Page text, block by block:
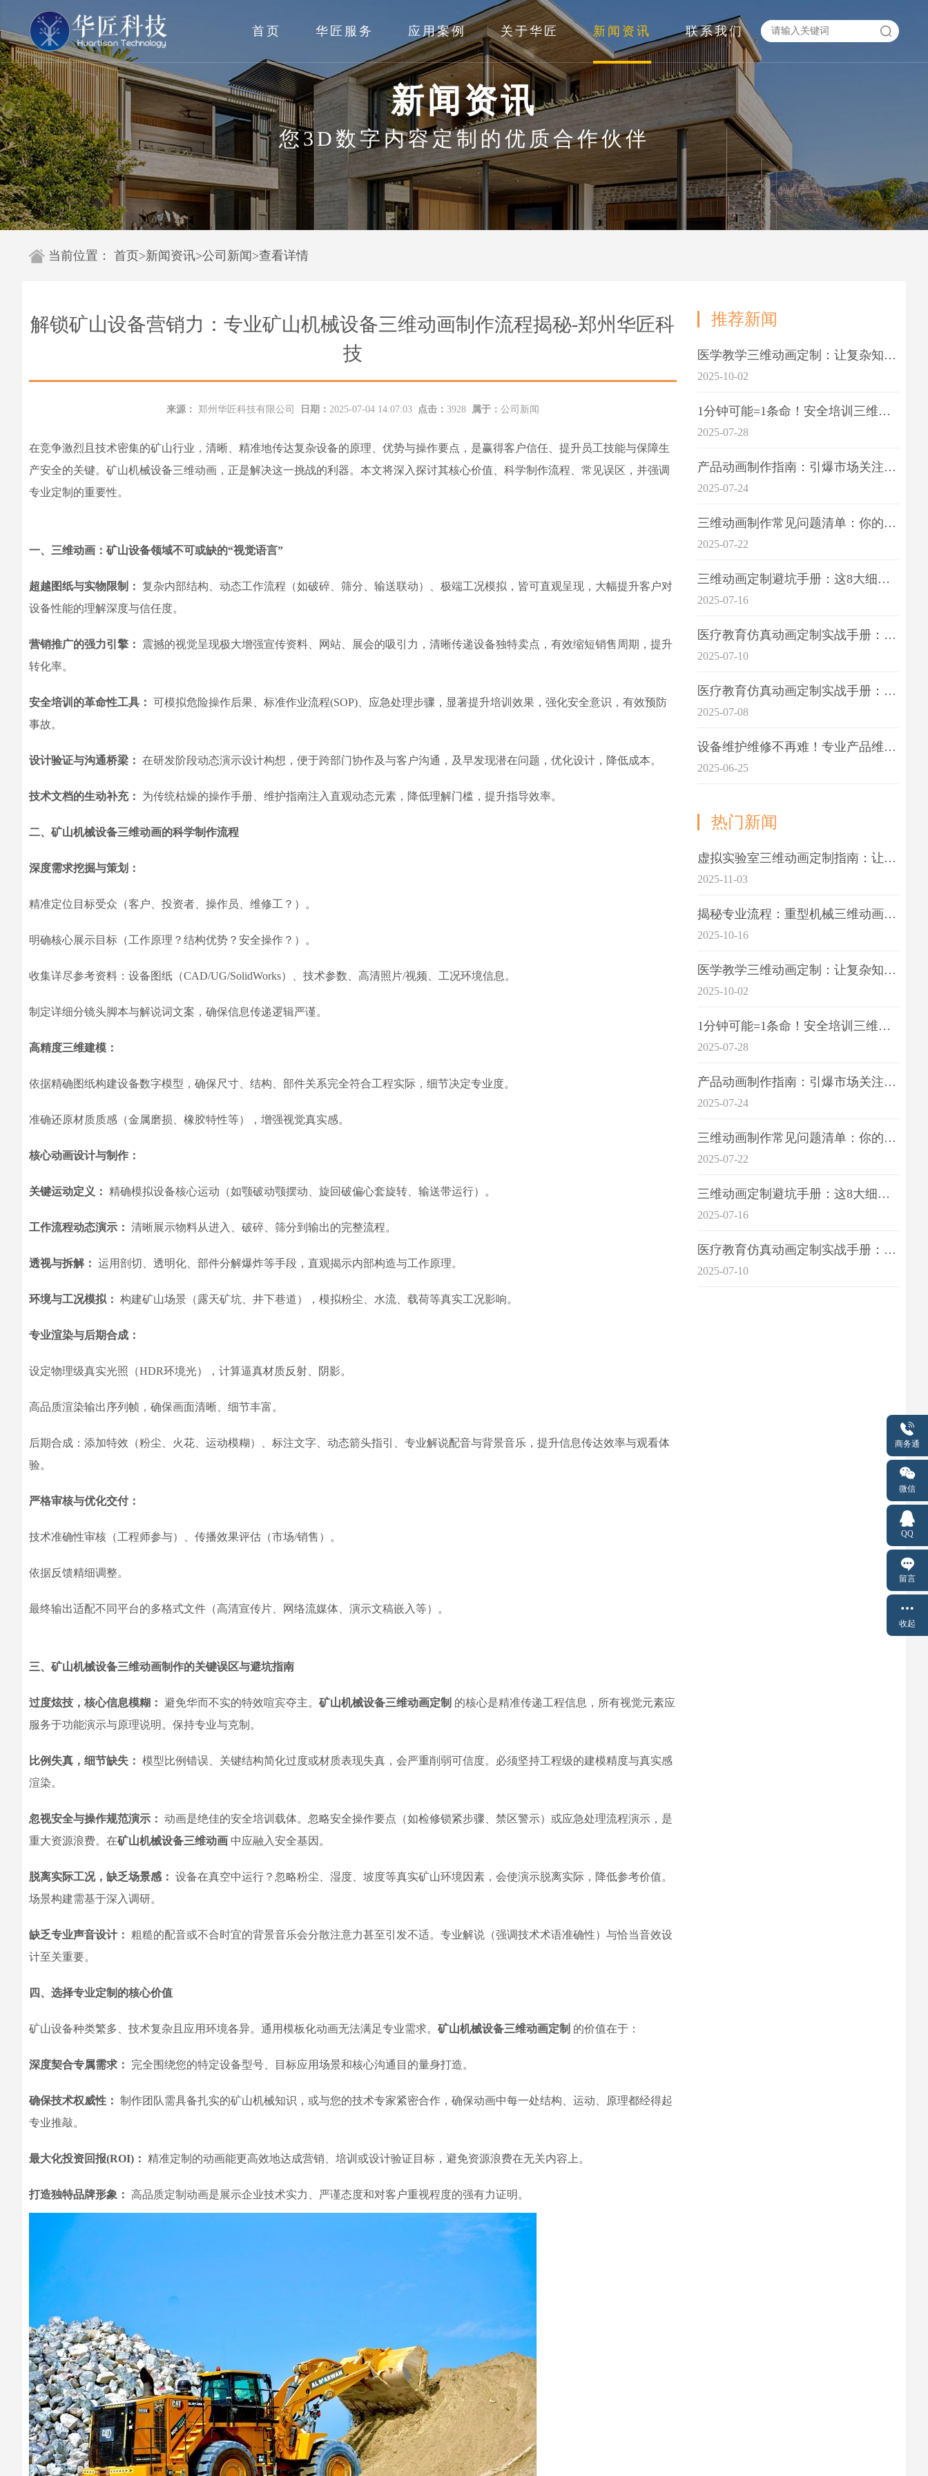
首页 华匠服务 应用案例 关于华匠 新闻资讯 联系我们
新闻资讯
您3D数字内容定制的优质合作伙伴
当前位置： 首页>新闻资讯>公司新闻 >查看详情
解锁矿山设备营销力：专业矿山机械设备三维动画制作流程揭秘-郑州华匠科
技
来源： 郑州华匠科技有限公司 日期： 2025-07-04 14:07:03 点击： 3928 属于： 公司新闻
在竞争激烈且技术密集的矿山行业，清晰、精准地传达复杂设备的原理、优势与操作要点，是赢得客户信任、提升员工技能与保障生
产安全的关键。矿山机械设备三维动画，正是解决这一挑战的利器。本文将深入探讨其核心价值、科学制作流程、常见误区，并强调
专业定制的重要性。
一、三维动画：矿山设备领域不可或缺的“视觉语言”
超越图纸与实物限制： 复杂内部结构、动态工作流程（如破碎、筛分、输送联动）、极端工况模拟，皆可直观呈现，大幅提升客户对
设备性能的理解深度与信任度。
营销推广的强力引擎：
震撼的视觉呈现极大增强宣传资料、网站、展会的吸引力，清晰传递设备独特卖点，有效缩短销售周期，提升
转化率。
安全培训的革命性工具： 可模拟危险操作后果、标准作业流程(SOP)、应急处理步骤，显著提升培训效果，强化安全意识，有效预防
事故。
设计验证与沟通桥梁： 在研发阶段动态演示设计构想，便于跨部门协作及与客户沟通，及早发现潜在问题，优化设计，降低成本。
技术文档的生动补充： 为传统枯燥的操作手册、维护指南注入直观动态元素，降低理解门槛，提升指导效率。
二、矿山机械设备三维动画的科学制作流程
深度需求挖掘与策划：
精准定位目标受众（客户、投资者、操作员、维修工？）。
明确核心展示目标（工作原理？结构优势？安全操作？）。
收集详尽参考资料：设备图纸（CAD/UG/SolidWorks）、技术参数、高清照片/视频、工况环境信息。
制定详细分镜头脚本与解说词文案，确保信息传递逻辑严谨。
高精度三维建模：
依据精确图纸构建设备数字模型，确保尺寸、结构、部件关系完全符合工程实际，细节决定专业度。
准确还原材质质感（金属磨损、橡胶特性等），增强视觉真实感。
核心动画设计与制作：
关键运动定义： 精确模拟设备核心运动（如颚破动颚摆动、旋回破偏心套旋转、输送带运行）。
工作流程动态演示： 清晰展示物料从进入、破碎、筛分到输出的完整流程。
透视与拆解： 运用剖切、透明化、部件分解爆炸等手段，直观揭示内部构造与工作原理。
环境与工况模拟： 构建矿山场景（露天矿坑、井下巷道），模拟粉尘、水流、载荷等真实工况影响。
专业渲染与后期合成：
设定物理级真实光照（HDR环境光），计算逼真材质反射、阴影。
高品质渲染输出序列帧，确保画面清晰、细节丰富。
后期合成：添加特效（粉尘、火花、运动模糊）、标注文字、动态箭头指引、专业解说配音与背景音乐，提升信息传达效率与观看体
验。
严格审核与优化交付：
技术准确性审核（工程师参与）、传播效果评估（市场/销售）。
依据反馈精细调整。
最终输出适配不同平台的多格式文件（高清宣传片、网络流媒体、演示文稿嵌入等）。
三、矿山机械设备三维动画制作的关键误区与避坑指南
过度炫技，核心信息模糊： 避免华而不实的特效喧宾夺主。 矿山机械设备三维动画定制 的核心是精准传递工程信息，所有视觉元素应
服务于功能演示与原理说明。保持专业与克制。
比例失真，细节缺失： 模型比例错误、关键结构简化过度或材质表现失真，会严重削弱可信度。必须坚持工程级的建模精度与真实感
渲染。
忽视安全与操作规范演示： 动画是绝佳的安全培训载体。忽略安全操作要点（如检修锁紧步骤、禁区警示）或应急处理流程演示，是
重大资源浪费。在矿山机械设备三维动画 中应融入安全基因。
脱离实际工况，缺乏场景感： 设备在真空中运行？忽略粉尘、湿度、坡度等真实矿山环境因素，会使演示脱离实际，降低参考价值。
场景构建需基于深入调研。
缺乏专业声音设计： 粗糙的配音或不合时宜的背景音乐会分散注意力甚至引发不适。专业解说（强调技术术语准确性）与恰当音效设
计至关重要。
四、选择专业定制的核心价值
矿山设备种类繁多、技术复杂且应用环境各异。通用模板化动画无法满足专业需求。 矿山机械设备三维动画定制 的价值在于：
深度契合专属需求： 完全围绕您的特定设备型号、目标应用场景和核心沟通目的量身打造。
确保技术权威性： 制作团队需具备扎实的矿山机械知识，或与您的技术专家紧密合作，确保动画中每一处结构、运动、原理都经得起
专业推敲。
最大化投资回报(ROI)： 精准定制的动画能更高效地达成营销、培训或设计验证目标，避免资源浪费在无关内容上。
打造独特品牌形象： 高品质定制动画是展示企业技术实力、严谨态度和对客户重视程度的强有力证明。
推荐新闻
医学教学三维动画定制：让复杂知识一目了
2025-10-02
1分钟可能=1条命！安全培训三维动画制作成本效益深度拆解
2025-07-28
产品动画制作指南：引爆市场关注的视觉引擎
2025-07-24
三维动画制作常见问题清单：你的项目是否踩中这6大技术雷区？
2025-07-22
三维动画定制避坑手册：这8大细节重点关注
2025-07-16
医疗教育仿真动画定制实战手册：击破传统医学教育7大痛点
2025-07-10
医疗教育仿真动画定制实战手册：解决传统教学的7大痛点
2025-07-08
设备维护维修不再难！专业产品维护三维动画演示定制指南
2025-06-25
热门新闻
虚拟实验室三维动画定制指南：让科学教学更生动
2025-11-03
揭秘专业流程：重型机械三维动画制作的5大关键步骤
2025-10-16
医学教学三维动画定制：让复杂知识一目了
2025-10-02
1分钟可能=1条命！安全培训三维动画制作成本效益深度拆解
2025-07-28
产品动画制作指南：引爆市场关注的视觉引擎
2025-07-24
三维动画制作常见问题清单：你的项目是否踩中这6大技术雷区？
2025-07-22
三维动画定制避坑手册：这8大细节重点关注
2025-07-16
医疗教育仿真动画定制实战手册：击破传统医学教育7大痛点
2025-07-10
商务通
微信
QQ
留言
收起